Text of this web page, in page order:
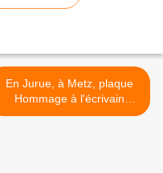
En Jurue, à Metz, plaque
Hommage à l'écrivain
André Schwarz-Bart, sur le